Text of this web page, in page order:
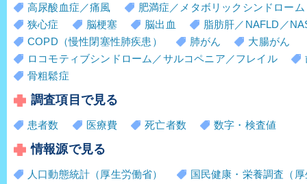
高尿酸血症／痛風
肥満症／メタボリックシンドローム
狭心症
脳梗塞 脳出血
脂肪肝／NAFLD／
COPD（慢性閉塞性肺疾患）
肺がん
大腸がん
ロコモティブシンドローム／サルコペニア／フレイル
骨粗鬆症
調査項目で見る
患者数 医療費 死亡者数 数字・検査値
情報源で見る
人口動態統計（厚生労働省）
国民健康・栄養調査（